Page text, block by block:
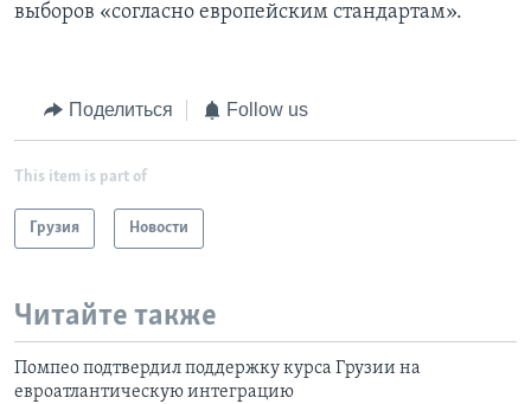
выборов «согласно европейским стандартам».
Поделиться Follow us
This item is part of
Грузия Новости
Читайте также
Помпео подтвердил поддержку курса Грузии на
евроатлантическую интеграцию